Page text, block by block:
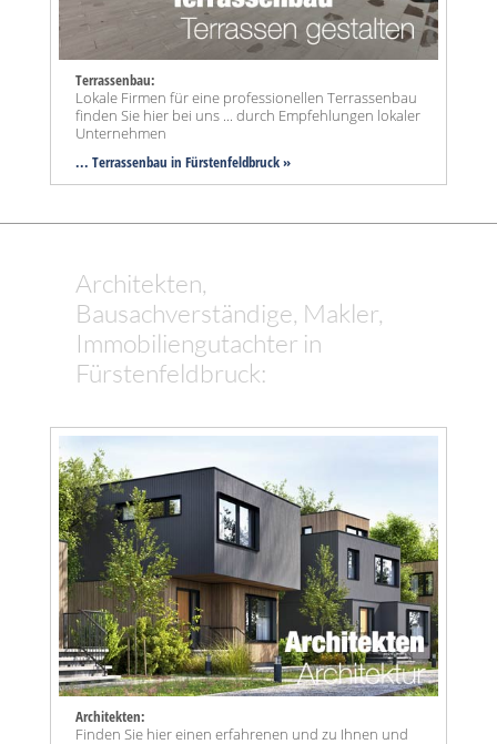
Terrassenbau:
Lokale Firmen für eine professionellen Terrassenbau
finden Sie hier bei uns ... durch Empfehlungen lokaler
Unternehmen
... Terrassenbau in Fürstenfeldbruck »
Architekten,
Bausachverständige, Makler,
Immobiliengutachter in
Fürstenfeldbruck:
Architekten:
Finden Sie hier einen erfahrenen und zu Ihnen und